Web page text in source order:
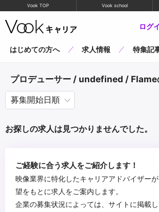
Vook TOP Vook school
ログ
はじめての方へ 求人情報 特集記
プロデューサー / undefined / Flame
お探しの求人は見つかりませんでした。
ご経験に合う求人をご紹介します！
映像業界に特化したキャリアアドバイザー
望をもとに求人をご案内します。
企業の募集状況によっては、サイトに掲載